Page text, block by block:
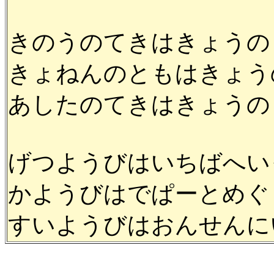
きのうのてきはきょう
きょねんのともはきょ
あしたのてきはきょう
げつようびはいちばへ
かようびはでぱーとめ
すいようびはおんせん